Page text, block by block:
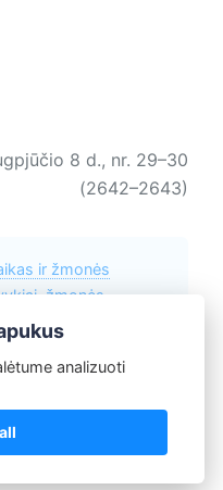
8 d., nr. 29–30
(2642–2643)
ir žmonės
žmonės,
analizuoti